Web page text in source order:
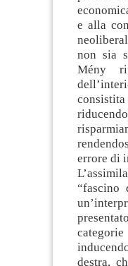
e alla
non sia
Mény
errore di
“fascino
destra,